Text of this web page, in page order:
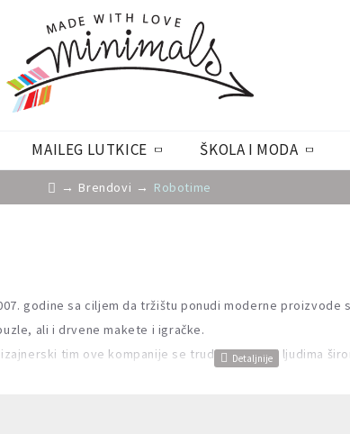
MAILEG LUTKICE ŠKOLA I MODA
Brendovi Robotime
godine sa ciljem da tržištu ponudi moderne proizvode
ali i drvene makete i igračke.
tim ove kompanije se trudi da ponudi ljudima